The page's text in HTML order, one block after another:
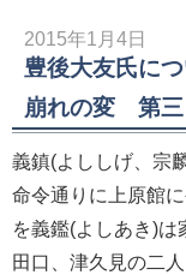
2015年1月4日
豊後大友氏に
崩れの変 第三
義鎮(よししげ、宗
命令通りに上原館
を義鑑(よしあき)は
田口、津久見の二